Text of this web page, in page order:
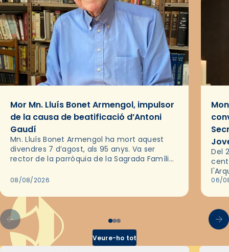
Mor Mn. Lluís Bonet Armengol, impulsor
de la causa de beatificació d’Antoni
Gaudí
Mn. Lluís Bonet Armengol ha mort aquest
divendres 7 d’agost, als 95 anys. Va ser
rector de la parròquia de la Sagrada Família
2018,…
08/08/2026
Del
les
06/
Veure-ho tot